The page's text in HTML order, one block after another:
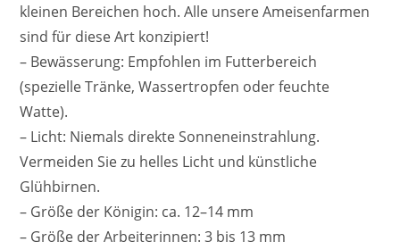
kleinen Bereichen hoch. Alle unsere Ameisenfarmen
sind für diese Art konzipiert!
– Bewässerung: Empfohlen im Futterbereich
(spezielle Tränke, Wassertropfen oder feuchte
Watte).
– Licht: Niemals direkte Sonneneinstrahlung.
Vermeiden Sie zu helles Licht und künstliche
Glühbirnen.
– Größe der Königin: ca. 12–14 mm
– Größe der Arbeiterinnen: 3 bis 13 mm